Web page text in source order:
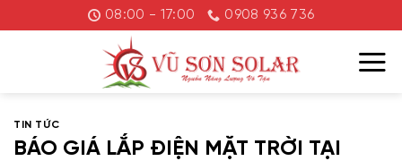
đến
08:00 - 17:00 0908 936 736
TIN TỨC
BÁO GIÁ LẮP ĐIỆN MẶT TRỜI TẠI